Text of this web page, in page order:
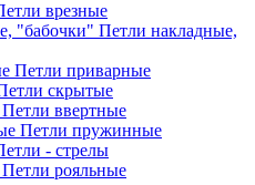
врезные
Петли накладные,
Петли приварные
скрытые
Петли ввертные
Петли пружинные
- стрелы
Петли рояльные